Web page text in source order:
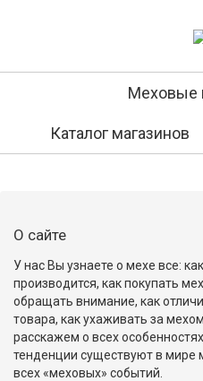
Меховые
Каталог магазинов
О сайте
У нас Вы узнаете о мехе все:
производится, как покупать
обращать внимание, как
товара, как ухаживать за
расскажем о всех
тенденции существуют в мире
всех «меховых» событий.